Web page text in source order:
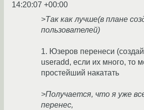
14:20:07 +00:00
>Так как лучше(в плане
пользователей)
1. Юзеров перенеси
useradd, если их много, то
простейший накатать
>Получается, что я уже
перенес,